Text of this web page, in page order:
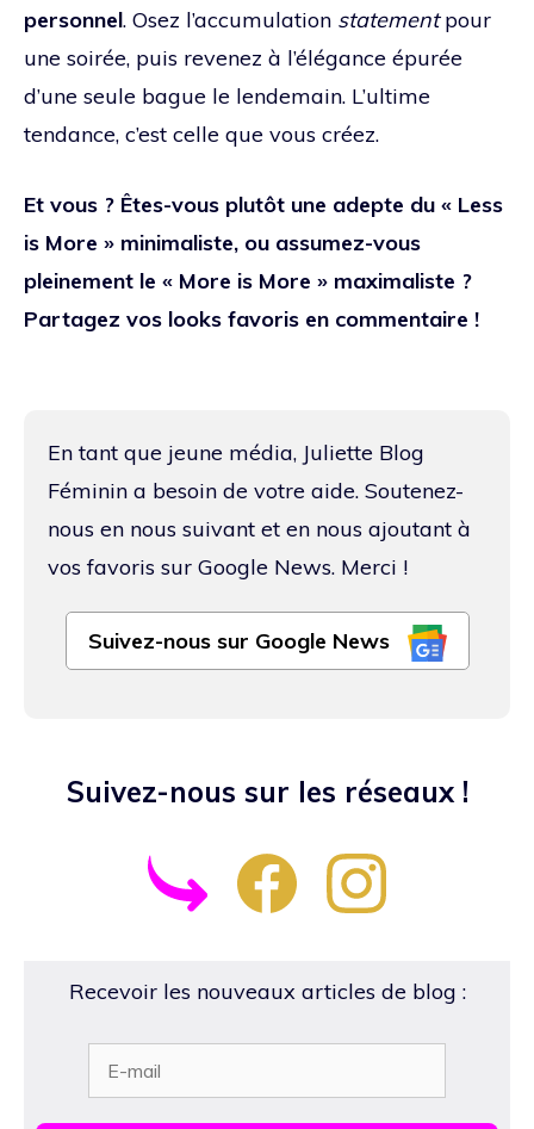
personnel. Osez l’accumulation statementpour
une soirée, puis revenez à l’élégance épurée
d’une seule bague le lendemain. L’ultime
tendance, c’est celle que vous créez.
Et vous ? Êtes-vous plutôt une adepte du « Less
is More » minimaliste, ou assumez-vous
pleinement le « More is More » maximaliste ?
Partagez vos looks favoris en commentaire !
En tant que jeune média, Juliette Blog
Féminin a besoin de votre aide. Soutenez-
nous en nous suivant et en nous ajoutant à
vos favoris sur Google News. Merci !
Suivez-nous sur Google News
Suivez-nous sur les réseaux !
Recevoir les nouveaux articles de blog :